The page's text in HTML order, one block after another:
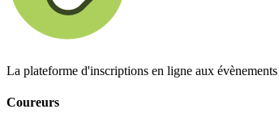
La plateforme d'inscriptions en ligne aux
Coureurs